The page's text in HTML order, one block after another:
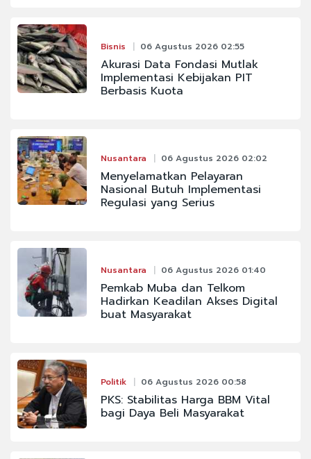
Bisnis 06 Agustus 2026 02:55
Akurasi Data Fondasi Mutlak
Implementasi Kebijakan PIT
Berbasis Kuota
Nusantara 06 Agustus 2026 02:02
Menyelamatkan Pelayaran
Nasional Butuh Implementasi
Regulasi yang Serius
Nusantara 06 Agustus 2026 01:40
Pemkab Muba dan Telkom
Hadirkan Keadilan Akses Digital
buat Masyarakat
Politik 06 Agustus 2026 00:58
PKS: Stabilitas Harga BBM Vital
bagi Daya Beli Masyarakat